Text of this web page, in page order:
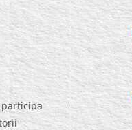
participa